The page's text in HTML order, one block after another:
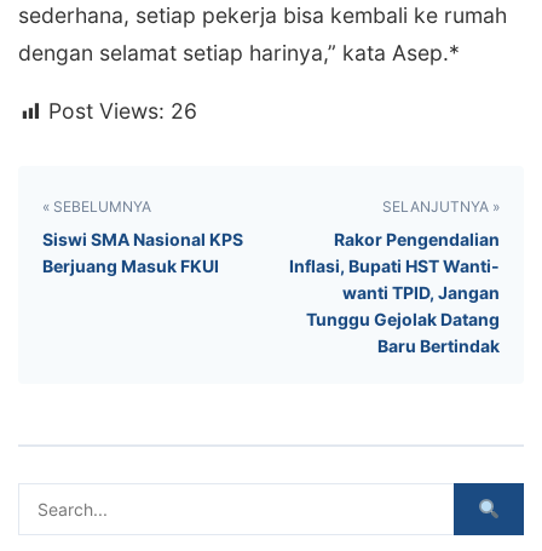
sederhana, setiap pekerja bisa kembali ke rumah
dengan selamat setiap harinya,” kata Asep.*
Post Views: 26
« SEBELUMNYA
Siswi SMA Nasional KPS
Berjuang Masuk FKUI
SELANJUTNYA »
‎Rakor Pengendalian
Inflasi, Bupati HST Wanti-
wanti TPID, Jangan
Tunggu Gejolak Datang
Baru Bertindak